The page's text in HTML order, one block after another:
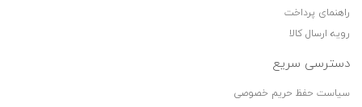
راهنمای پرداخت
رویه ارسال کالا
دسترسی سریع
سیاست حفظ حریم خصوصی